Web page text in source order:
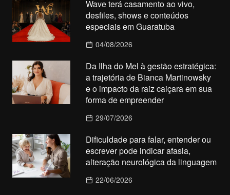
Wave terá casamento ao vivo,
desfiles, shows e conteúdos
especiais em Guaratuba
04/08/2026
Da Ilha do Mel à gestão estratégica:
a trajetória de Bianca Martinowsky
e o impacto da raiz caiçara em sua
forma de empreender
29/07/2026
Dificuldade para falar, entender ou
escrever pode indicar afasia,
alteração neurológica da linguagem
22/06/2026